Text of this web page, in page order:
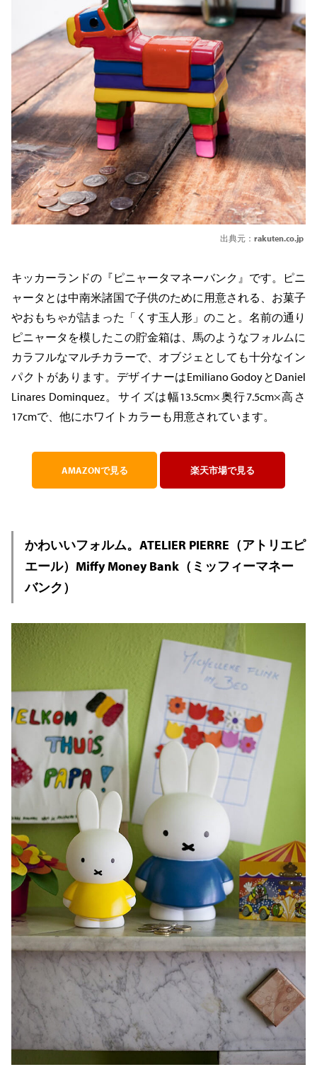
出典元： rakuten.co.jp
キッカーランドの『ピニャータマネーバンク』です。ピニ
ャータとは中南米諸国で子供のために用意される、お菓子
やおもちゃが詰まった「くす玉人形」のこと。名前の通り
ピニャータを模したこの貯金箱は、馬のようなフォルムに
カラフルなマルチカラーで、オブジェとしても十分なイン
パクトがあります。デザイナーはEmiliano GodoyとDaniel
Linares Dominquez。サイズは幅13.5cm×奥行7.5cm×高さ
17cmで、他にホワイトカラーも用意されています。
AMAZONで見る 楽天市場で見る
かわいいフォルム。ATELIER PIERRE（アトリエピ
エール）Miffy Money Bank（ミッフィーマネー
バンク）